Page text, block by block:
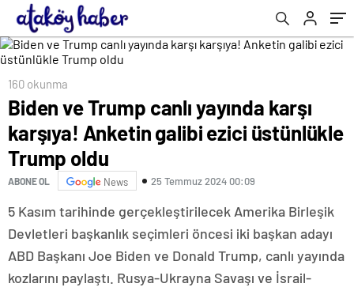
160 okunma
Biden ve Trump canlı yayında karşı
karşıya! Anketin galibi ezici üstünlükle
Trump oldu
ABONE OL News 25 Temmuz 2024 00:09
5 Kasım tarihinde gerçekleştirilecek Amerika Birleşik
Devletleri başkanlık seçimleri öncesi iki başkan adayı
ABD Başkanı Joe Biden ve Donald Trump, canlı yayında
kozlarını paylaştı. Rusya-Ukrayna Savaşı ve İsrail-